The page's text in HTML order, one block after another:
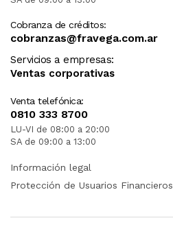
Cobranza de créditos:
cobranzas@fravega.com.ar
Servicios a empresas:
Ventas corporativas
Venta telefónica:
0810 333 8700
LU-VI de 08:00 a 20:00
SA de 09:00 a 13:00
Información legal
Protección de Usuarios Financieros